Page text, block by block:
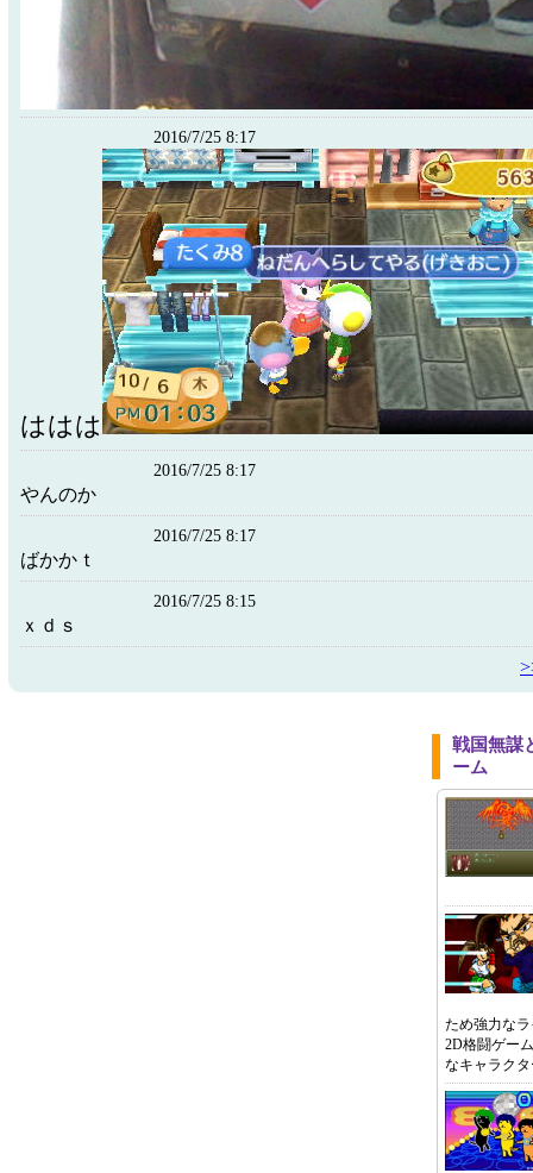
2016/7/25 8:17
ははは
2016/7/25 8:17
やんのか
2016/7/25 8:17
ばかかｔ
2016/7/25 8:15
ｘｄｓ
戦国無謀
ーム
ため強力な
2D格闘ゲー
なキャラク